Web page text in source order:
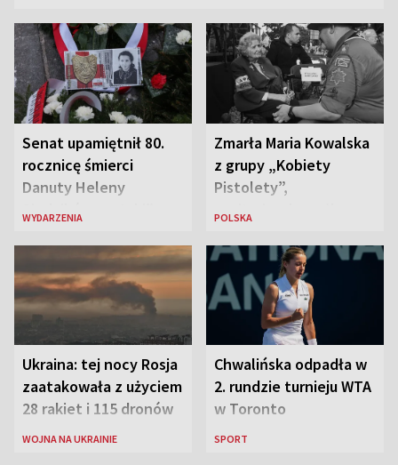
Senat upamiętnił 80.
rocznicę śmierci
Danuty Heleny
Siedzikówny „Inki”
WYDARZENIA
Zmarła Maria Kowalska
z grupy „Kobiety
Pistolety”,
sanitariuszka pułku
POLSKA
Ukraina: tej nocy Rosja
zaatakowała z użyciem
28 rakiet i 115 dronów
WOJNA NA UKRAINIE
Chwalińska odpadła w
2. rundzie turnieju WTA
w Toronto
SPORT